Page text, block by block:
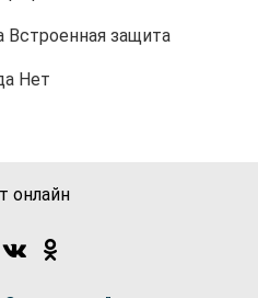
Встроенная защита
Нет
онлайн